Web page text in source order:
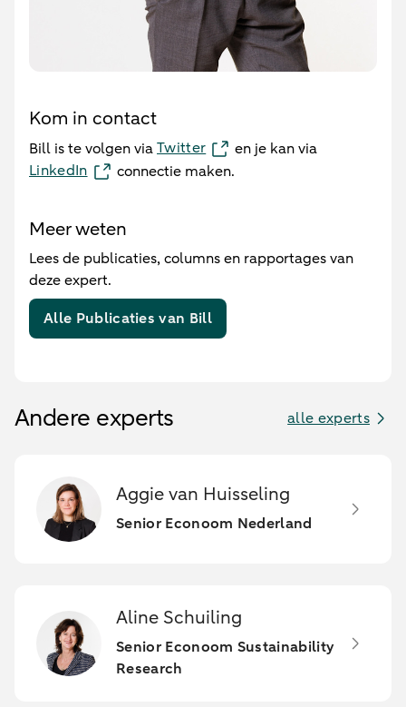
Kom in contact
Bill is te volgen viaTwitter
en je kan via
LinkedIn
connectie maken.
Meer weten
Lees de publicaties, columns en rapportages van
deze expert.
Alle Publicaties van Bill
Andere experts alle experts
Aggie van Huisseling
Senior Econoom Nederland
Aline Schuiling
Senior Econoom Sustainability
Research